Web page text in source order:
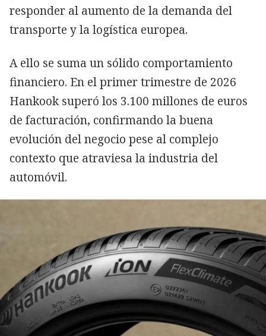
responder al aumento de la demanda del
transporte y la logística europea.
A ello se suma un sólido comportamiento
financiero. En el primer trimestre de 2026
Hankook superó los 3.100 millones de euros
de facturación, confirmando la buena
evolución del negocio pese al complejo
contexto que atraviesa la industria del
automóvil.